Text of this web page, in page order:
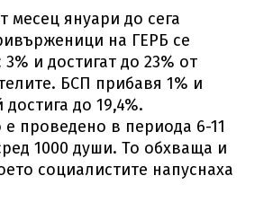
месец януари до сега
на ГЕРБ се
и достигат до 23% от
БСП прибавя 1% и
до 19,4%.
проведено в периода 6-11
1000 души. То обхваща и
социалистите напуснаха